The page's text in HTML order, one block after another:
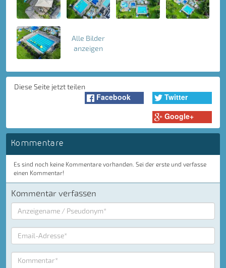
Alle Bilder
anzeigen
Diese Seite jetzt teilen
Facebook
Twitter
Google+
Kommentare
Es sind noch keine Kommentare vorhanden. Sei der erste und verfasse
einen Kommentar!
Kommentar verfassen